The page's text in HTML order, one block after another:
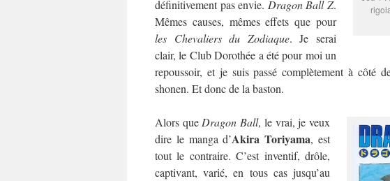
définitivement pas envie. Dragon Ball Z.
Mêmes causes, mêmes effets que pour
les Chevaliers du Zodiaque. Je serai
clair, le Club Dorothée a été pour moi un
repoussoir, et je suis passé complètement à côté
shonen. Et donc de la baston.
Alors que Dragon Ball, le vrai, je veux
dire le manga d’Akira Toriyama, est
tout le contraire. C’est inventif, drôle,
captivant, varié, en tous cas jusqu’au